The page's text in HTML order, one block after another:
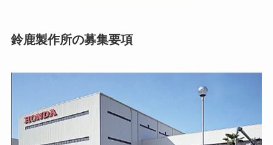
鈴鹿製作所の募集要項